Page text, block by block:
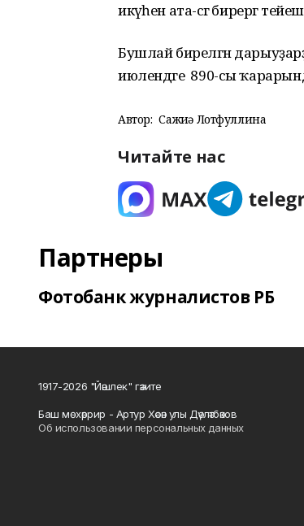
икәүһен ата-әсәгә бирергә
Бушлай бирелгән
июлендәге 890-сы
Автор: Сажиҙә Лотфуллина
Читайте нас
Партнеры
Фотобанк журналистов РБ
1917-2026 "Йәшлек" гәзите
Баш мөхәррир - Артур Хәсән улы Дәүләтбәков
Об использовании персональных данных